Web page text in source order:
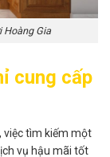
Gia
cung cấp
việc tìm kiếm một
vụ hậu mãi tốt